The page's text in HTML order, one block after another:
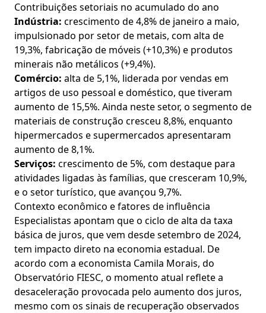
Contribuições setoriais no acumulado do ano
Indústria: crescimento de 4,8% de janeiro a maio,
impulsionado por setor de metais, com alta de
19,3%, fabricação de móveis (+10,3%) e produtos
minerais não metálicos (+9,4%).
Comércio: alta de 5,1%, liderada por vendas em
artigos de uso pessoal e doméstico, que tiveram
aumento de 15,5%. Ainda neste setor, o segmento de
materiais de construção cresceu 8,8%, enquanto
hipermercados e supermercados apresentaram
aumento de 8,1%.
Serviços: crescimento de 5%, com destaque para
atividades ligadas às famílias, que cresceram 10,9%,
e o setor turístico, que avançou 9,7%.
Contexto econômico e fatores de influência
Especialistas apontam que o ciclo de alta da taxa
básica de juros, que vem desde setembro de 2024,
tem impacto direto na economia estadual. De
acordo com a economista Camila Morais, do
Observatório FIESC, o momento atual reflete a
desaceleração provocada pelo aumento dos juros,
mesmo com os sinais de recuperação observados